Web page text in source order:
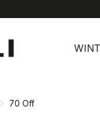
70 Off